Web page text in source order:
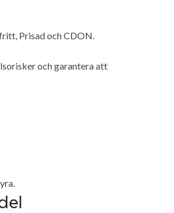
Prisad och CDON.
och garantera att